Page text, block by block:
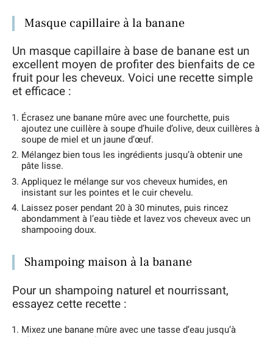
Masque capillaire à la banane
Un masque capillaire à base de banane est un
excellent moyen de profiter des bienfaits de ce
fruit pour les cheveux. Voici une recette simple
et efficace :
Écrasez une banane mûre avec une fourchette, puis
ajoutez une cuillère à soupe d’huile d’olive, deux cuillères à
soupe de miel et un jaune d’œuf.
Mélangez bien tous les ingrédients jusqu’à obtenir une
pâte lisse.
Appliquez le mélange sur vos cheveux humides, en
insistant sur les pointes et le cuir chevelu.
Laissez poser pendant 20 à 30 minutes, puis rincez
abondamment à l’eau tiède et lavez vos cheveux avec un
shampooing doux.
Shampoing maison à la banane
Pour un shampoing naturel et nourrissant,
essayez cette recette :
Mixez une banane mûre avec une tasse d’eau jusqu’à